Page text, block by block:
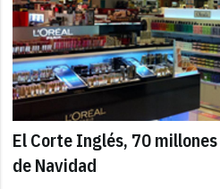
El Corte Inglés, 70
de Navidad